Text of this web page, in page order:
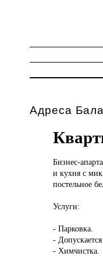
Адреса
Бизнес-
и кухня с
постельное
Услуги:
- Парковка.
-
- Химчистка.